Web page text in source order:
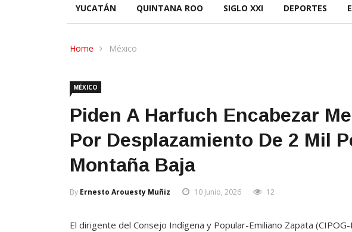
YUCATÁN QUINTANA ROO SIGLO XXI DEPORTES
Home México
MÉXICO
Piden A Harfuch Encabezar
Por Desplazamiento De 2 Mil
Montaña Baja
By Ernesto Arouesty Muñiz 10 Junio, 2026 12
El dirigente del Consejo Indígena y Popular-Emiliano Zapata